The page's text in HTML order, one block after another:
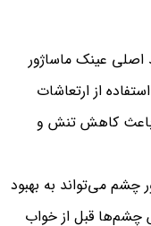
اصلی عینک ماساژور
از ارتعاشات
باعث کاهش تنش و
چشم می‌تواند به بهبود
قبل از خواب